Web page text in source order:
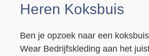
Heren Koksbuis
Ben je opzoek naar een
Wear Bedrijfskleding aan het